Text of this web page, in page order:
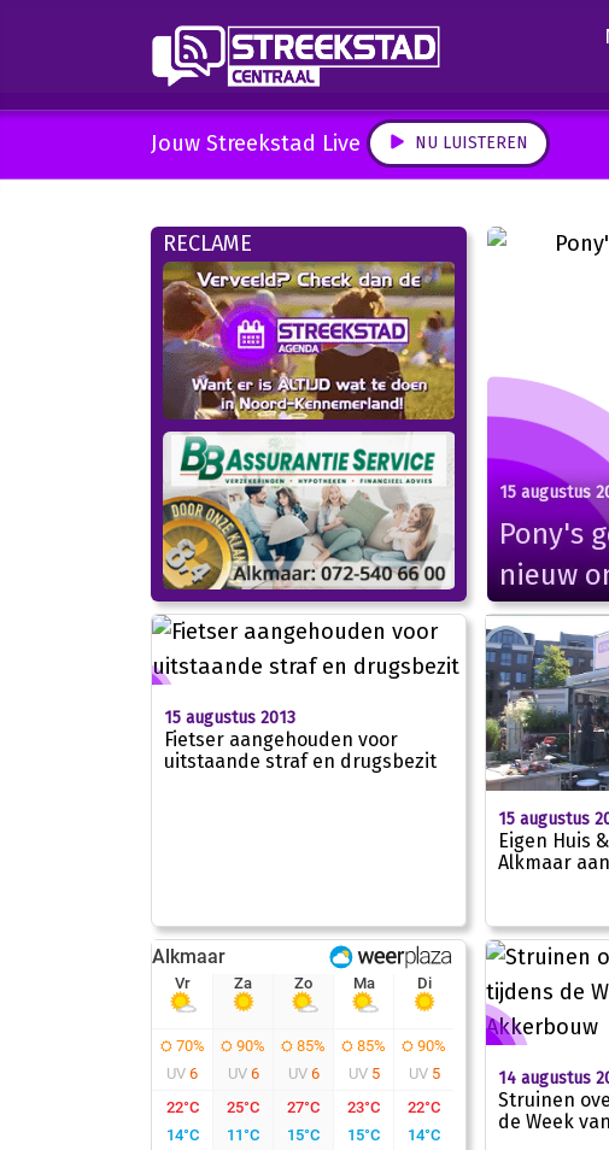
Jouw Streekstad Live NU LUISTEREN
RECLAME
15 augustus
Pony's
nieuw
15 augustus 2013
Fietser aangehouden voor
uitstaande straf en drugsbezit
15 augustus
Eigen Huis
Alkmaar
14 augustus
Struinen
de Week